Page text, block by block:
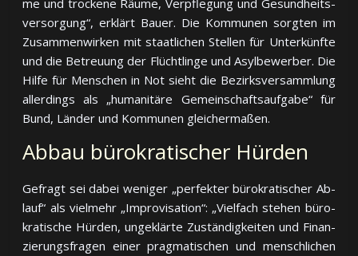
me und tro­cke­ne Räu­me, Ver­pfle­gung und Ge­sund­heits­
ver­sor­gung“, er­klärt Bauer. Die Kom­mu­nen sorg­ten im
Zu­sam­men­wir­ken mit staat­li­chen Stel­len für Un­ter­künf­te
und die Be­treuung der Flücht­lin­ge und Asyl­be­wer­ber. Die
Hil­fe für Men­schen in Not sieht die Be­zirks­ver­samm­lung
al­ler­dings als „hu­ma­ni­tä­re Ge­mein­schafts­auf­ga­be“ für
Bund, Län­der und Kom­mu­nen gleichermaßen.
Abbau bürokratischer Hürden
Gefragt sei dabei weniger „perfekter bü­ro­kra­ti­scher Ab­
lauf“ als viel­mehr „Im­pro­vi­sa­tion“: „Viel­fach ste­hen bü­ro­
kra­ti­sche Hür­den, un­ge­klär­te Zu­stän­dig­kei­ten und Fi­nan­
zie­rungs­fra­gen ei­ner prag­ma­ti­schen und mensch­li­chen